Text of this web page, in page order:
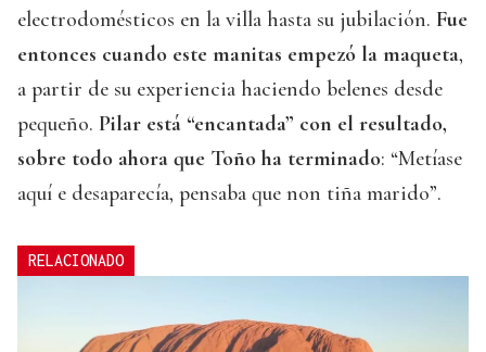
electrodomésticos en la villa hasta su jubilación. Fue
entonces cuando este manitas empezó la maqueta,
a partir de su experiencia haciendo belenes desde
pequeño. Pilar está “encantada” con el resultado,
sobre todo ahora que Toño ha terminado: “Metíase
aquí e desaparecía, pensaba que non tiña marido”.
RELACIONADO